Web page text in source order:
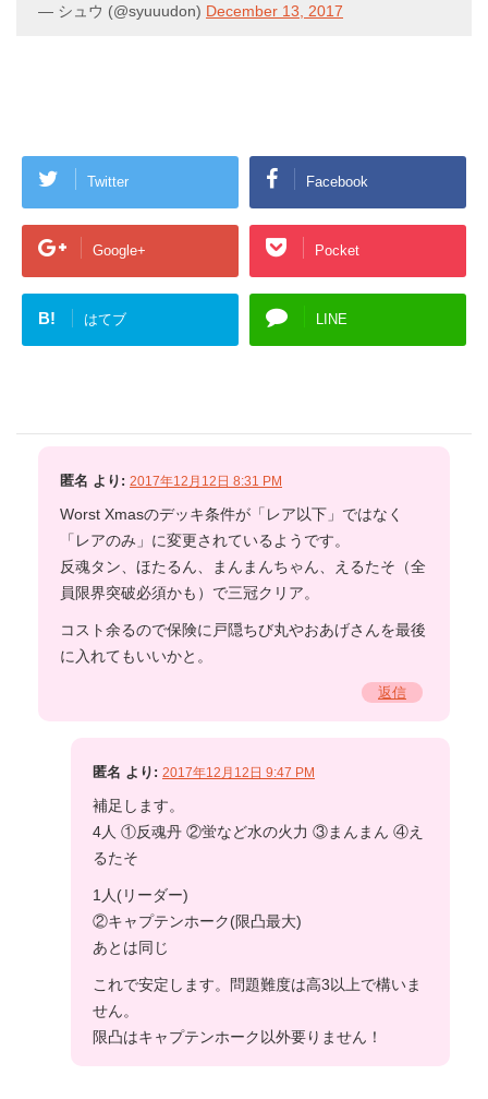
— シュウ (@syuuudon) December 13, 2017
Twitter Facebook
Google+ Pocket
B! はてブ LINE
匿名 より: 2017年12月12日 8:31 PM
Worst Xmasのデッキ条件が「レア以下」ではなく
「レアのみ」に変更されているようです。
反魂タン、ほたるん、まんまんちゃん、えるたそ（全
員限界突破必須かも）で三冠クリア。
コスト余るので保険に戸隠ちび丸やおあげさんを最後
に入れてもいいかと。
返信
匿名 より: 2017年12月12日 9:47 PM
補足します。
4人 ①反魂丹 ②蛍など水の火力 ③まんまん ④え
るたそ
1人(リーダー)
②キャプテンホーク(限凸最大)
あとは同じ
これで安定します。問題難度は高3以上で構いま
せん。
限凸はキャプテンホーク以外要りません！